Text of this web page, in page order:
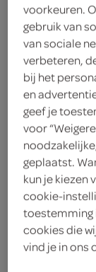
penne
voorkeuren.
gebruik van
van sociale
verbeteren,
bij het
en
geef je
voor
geplaatst.
kun je kiezen
cookie-
toestemming
cookies die
vind je in ons